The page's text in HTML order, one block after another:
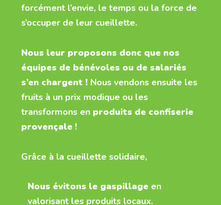
forcément l’envie, le temps ou la force de
s’occuper de leur cueillette.
Nous leur proposons donc que nos
équipes de bénévoles ou de salariés
s’en chargent !Nous vendons ensuite les
fruits à un prix modique ou les
transformons en produits de confiserie
provençale !
Grâce à la cueillette solidaire,
Nous évitons le gaspillageen
valorisant les produits locaux.